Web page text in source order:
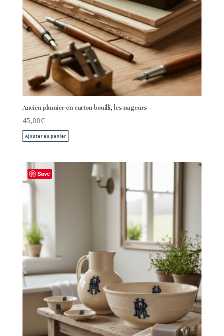
Ancien plumier en carton bouilli, les nageurs
45,00€
Ajouter au panier
Save